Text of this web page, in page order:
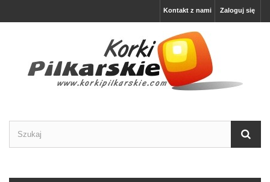
Zaloguj się
Kontakt z nami